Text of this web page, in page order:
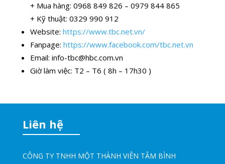
+ Mua hàng: 0968 849 826 – 0979 844 865
+ Kỹ thuật: 0329 990 912
Website: https://www.tbc.net.vn/
Fanpage: https://www.facebook.com/tbc.net.vn
Email: info-tbc@hbc.com.vn
Giờ làm việc: T2 – T6 ( 8h – 17h30 )
Liên hệ
CÔNG TY TNHH MỘT THÀNH VIÊN TÂM BÌNH